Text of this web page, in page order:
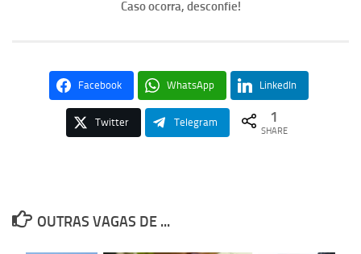
Caso ocorra, desconfie!
Facebook WhatsApp LinkedIn
Twitter Telegram 1
SHARE
OUTRAS VAGAS DE ...